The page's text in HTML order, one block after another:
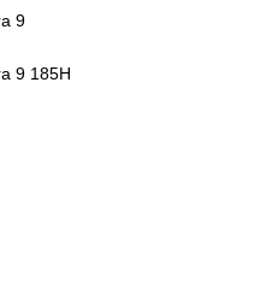
Pro
на
9
9 185H